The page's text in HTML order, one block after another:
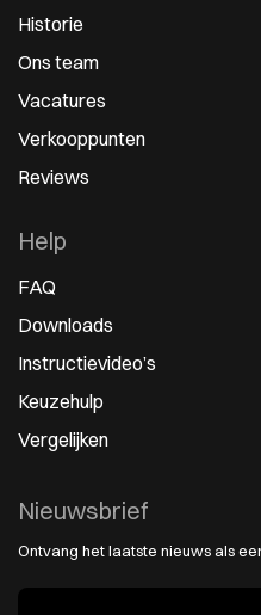
Historie
Ons team
Vacatures
Verkooppunten
Reviews
Help
FAQ
Downloads
Instructievideo’s
Keuzehulp
Vergelijken
Nieuwsbrief
Ontvang het laatste nieuws als